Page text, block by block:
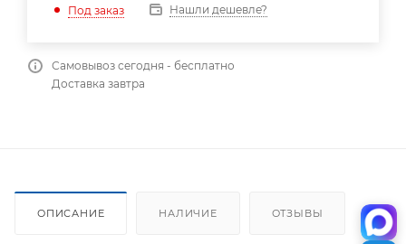
Под заказ Нашли дешевле?
Самовывоз сегодня - бесплатно
Доставка завтра
ОПИСАНИЕ НАЛИЧИЕ ОТЗЫВЫ